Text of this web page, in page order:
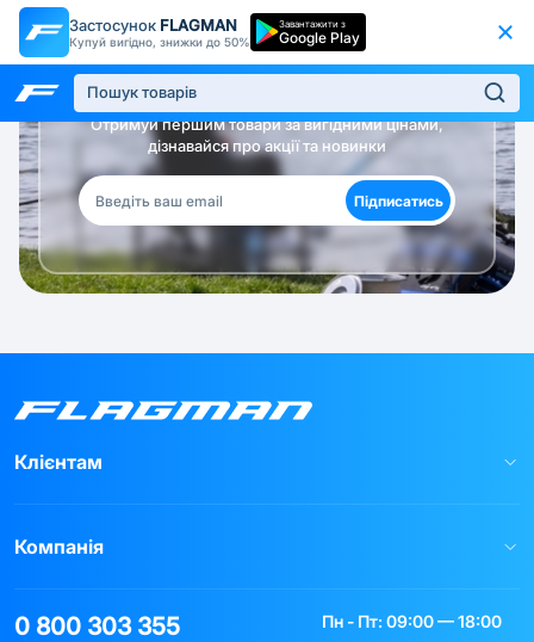
Застосунок FLAGMAN
Купуй вигідно, знижки до 50%
Завантажити з
Google Play
Будь в курсі!
Отримуй першим товари за вигідними цінами,
дізнавайся про акції та новинки
Підписатись
Клієнтам
Компанія
0 800 303 355
Пн - Пт: 09:00 — 18:00